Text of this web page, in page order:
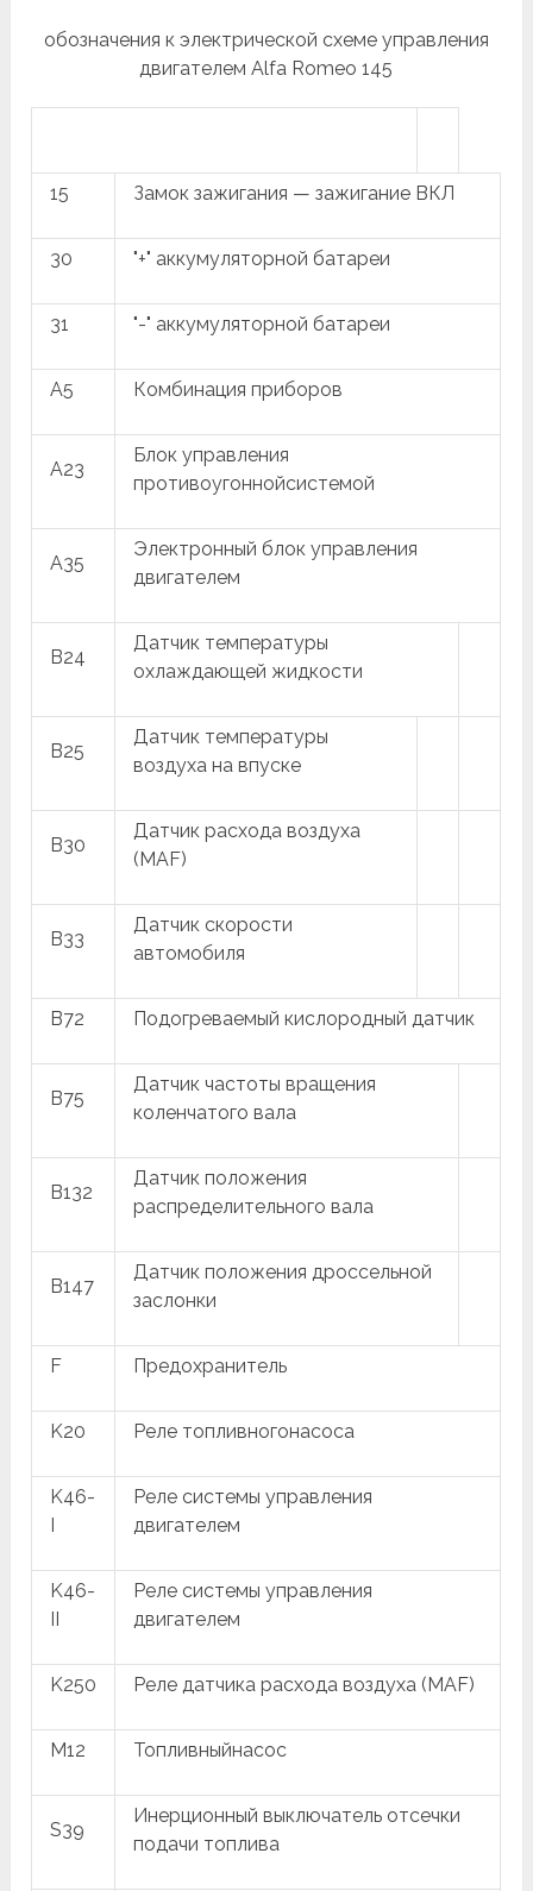
обозначения к электрической схеме управления
двигателем Alfa Romeo 145
15 Замок зажигания — зажигание ВКЛ
30 "+" аккумуляторной батареи
31 "-" аккумуляторной батареи
A5 Комбинация приборов
A23
Блок управления
противоугоннойсистемой
A35
Электронный блок управления
двигателем
B24
Датчик температуры
охлаждающей жидкости
B25
Датчик температуры
воздуха на впуске
B30
Датчик расхода воздуха
(MAF)
B33
Датчик скорости
автомобиля
B72 Подогреваемый кислородный датчик
B75
Датчик частоты вращения
коленчатого вала
B132
Датчик положения
распределительного вала
B147
Датчик положения дроссельной
заслонки
F Предохранитель
K20 Реле топливногонасоса
K46-
Реле системы управления
двигателем
K46-
Реле системы управления
двигателем
K250 Реле датчика расхода воздуха (MAF)
M12 Топливныйнасос
S39
Инерционный выключатель отсечки
подачи топлива